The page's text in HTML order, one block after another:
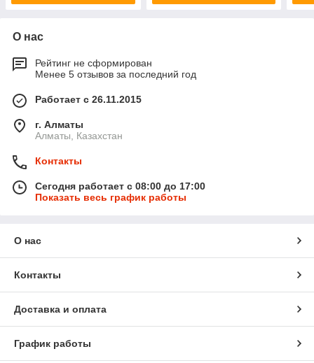
О нас
Рейтинг не сформирован
Менее 5 отзывов за последний год
Работает с 26.11.2015
г. Алматы
Алматы, Казахстан
Контакты
Сегодня работает с 08:00 до 17:00
Показать весь график работы
О нас
Контакты
Доставка и оплата
График работы